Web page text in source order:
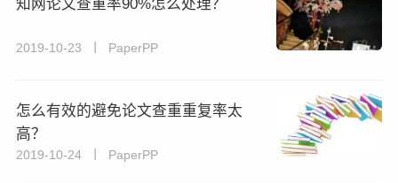
知网论文查重率90%怎么处理？
2019-10-23 丨 PaperPP
怎么有效的避免论文查重重复率太
高？
2019-10-24 丨 PaperPP